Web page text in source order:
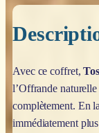
Avec ce coffret,
l’Offrande
complètement. En
immédiatement